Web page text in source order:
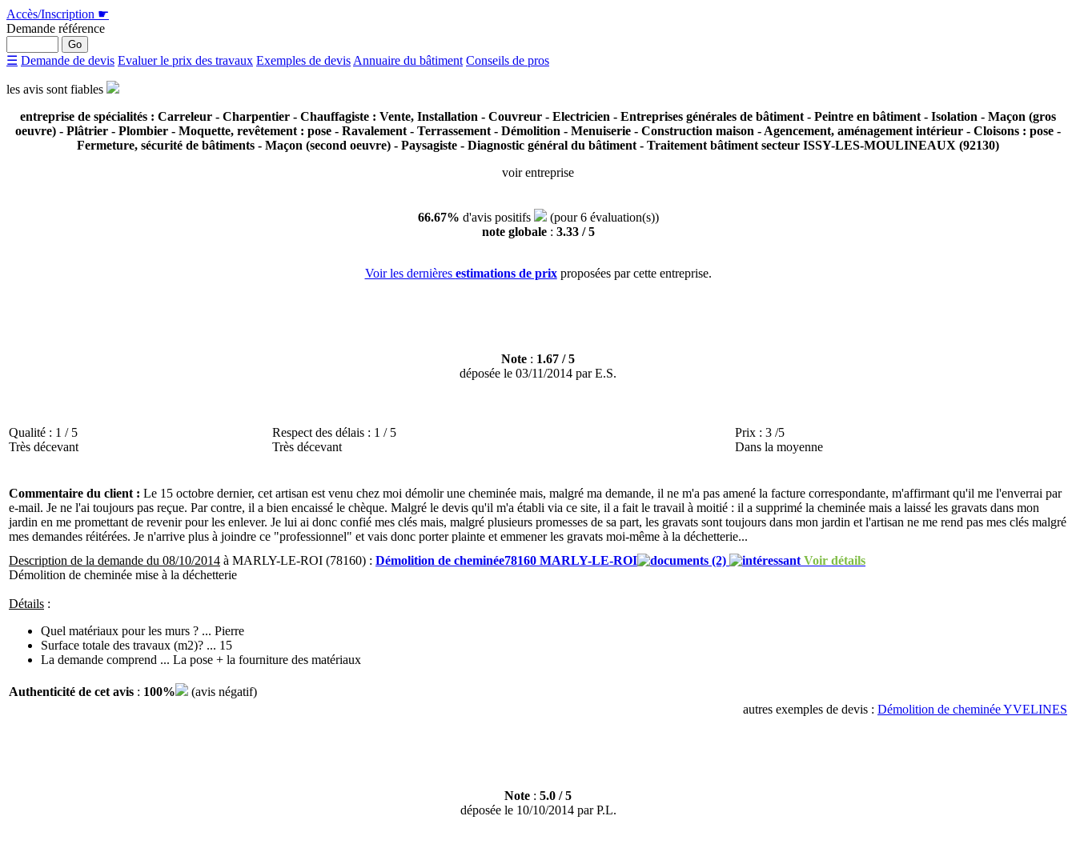
Accès/Inscription ☛
Demande référence
☰ Demande de devis Evaluer le prix des travaux Exemples de devis Annuaire du bâtiment Conseils de pros
les avis sont fiables
entreprise de spécialités : Carreleur - Charpentier - Chauffagiste : Vente, Installation - Couvreur - Electricien - Entreprises générales de bâtiment - Peintre en bâtiment - Isolation - Maçon (gros
oeuvre) - Plâtrier - Plombier - Moquette, revêtement : pose - Ravalement - Terrassement - Démolition - Menuiserie - Construction maison - Agencement, aménagement intérieur - Cloisons : pose -
Fermeture, sécurité de bâtiments - Maçon (second oeuvre) - Paysagiste - Diagnostic général du bâtiment - Traitement bâtiment secteur ISSY-LES-MOULINEAUX (92130)
voir entreprise
66.67% d'avis positifs (pour6évaluation(s))
note globale: 3.33/ 5
Voir les dernières estimations de prixproposées par cette entreprise.
Note : 1.67 /5
déposée le 03/11/2014 parE.S.
Qualité : 1 / 5
Très décevant
Respect des délais : 1 / 5
Très décevant
Prix : 3 /5
Dans la moyenne
Commentaire du client : Le 15 octobre dernier, cet artisan est venu chez moi démolir une cheminée mais, malgré ma demande, il ne m'a pas amené la facture correspondante, m'affirmant qu'il me l'enverrai par
e-mail. Je ne l'ai toujours pas reçue. Par contre, il a bien encaissé le chèque. Malgré le devis qu'il m'a établi via ce site, il a fait le travail à moitié : il a supprimé la cheminée mais a laissé les gravats dans mon
jardin en me promettant de revenir pour les enlever. Je lui ai donc confié mes clés mais, malgré plusieurs promesses de sa part, les gravats sont toujours dans mon jardin et l'artisan ne me rend pas mes clés malgré
mes demandes réitérées. Je n'arrive plus à joindre ce "professionnel" et vais donc porter plainte et emmener les gravats moi-même à la déchetterie...
Description de la demande du 08/10/2014 à MARLY-LE-ROI (78160) : Démolition de cheminée78160 MARLY-LE-ROI (2)
Voir détails
Démolition de cheminée mise à la déchetterie
Détails :
Quel matériaux pour les murs ? ... Pierre
Surface totale des travaux (m2)? ... 15
La demande comprend ... La pose + la fourniture des matériaux
Authenticité de cet avis : 100%
(avis négatif)
autres exemples de devis : Démolition de cheminée YVELINES
Note : 5.0 /5
déposée le 10/10/2014parP.L.